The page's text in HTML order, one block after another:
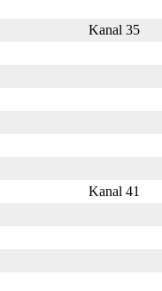
Kanal 35
Kanal 41